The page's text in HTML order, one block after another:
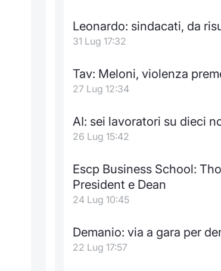
Leonardo: sindacati, da
31 Lug 17:32
Tav: Meloni, violenza
27 Lug 12:34
AI: sei lavoratori su dieci
26 Lug 15:42
Escp Business School:
President e Dean
24 Lug 10:45
Demanio: via a gara per
22 Lug 17:57